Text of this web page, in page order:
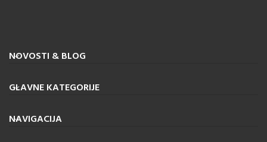
NOVOSTI & BLOG
GLAVNE KATEGORIJE
NAVIGACIJA